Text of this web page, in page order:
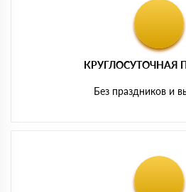
КРУГЛОСУТОЧНАЯ
Без праздников и